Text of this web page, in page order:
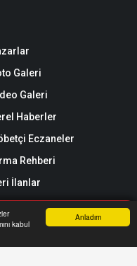
Anladım
kabul
Galeri
Galeri
Haberler
Eczaneler
Rehberi
İlanlar
İhbar Hattı Menu